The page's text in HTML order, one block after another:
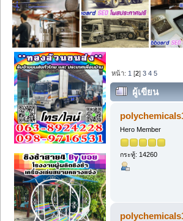
หน้า: 1 [2]3 4 5
ผู้เขียน
Sodium
Hero Member
กระทู้: 14260